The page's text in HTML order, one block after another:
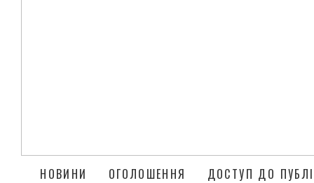
НОВИНИ ОГОЛОШЕННЯ ДОСТУП ДО